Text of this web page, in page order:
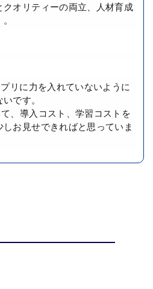
クオリティーの両立、人材育成
リに力を入れていないように
です。
、導入コスト、学習コストを
お見せできればと思っていま